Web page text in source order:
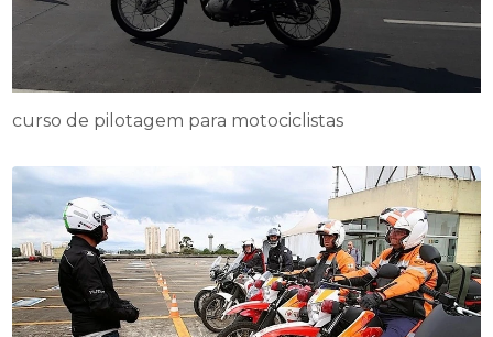
curso de pilotagem para motociclistas